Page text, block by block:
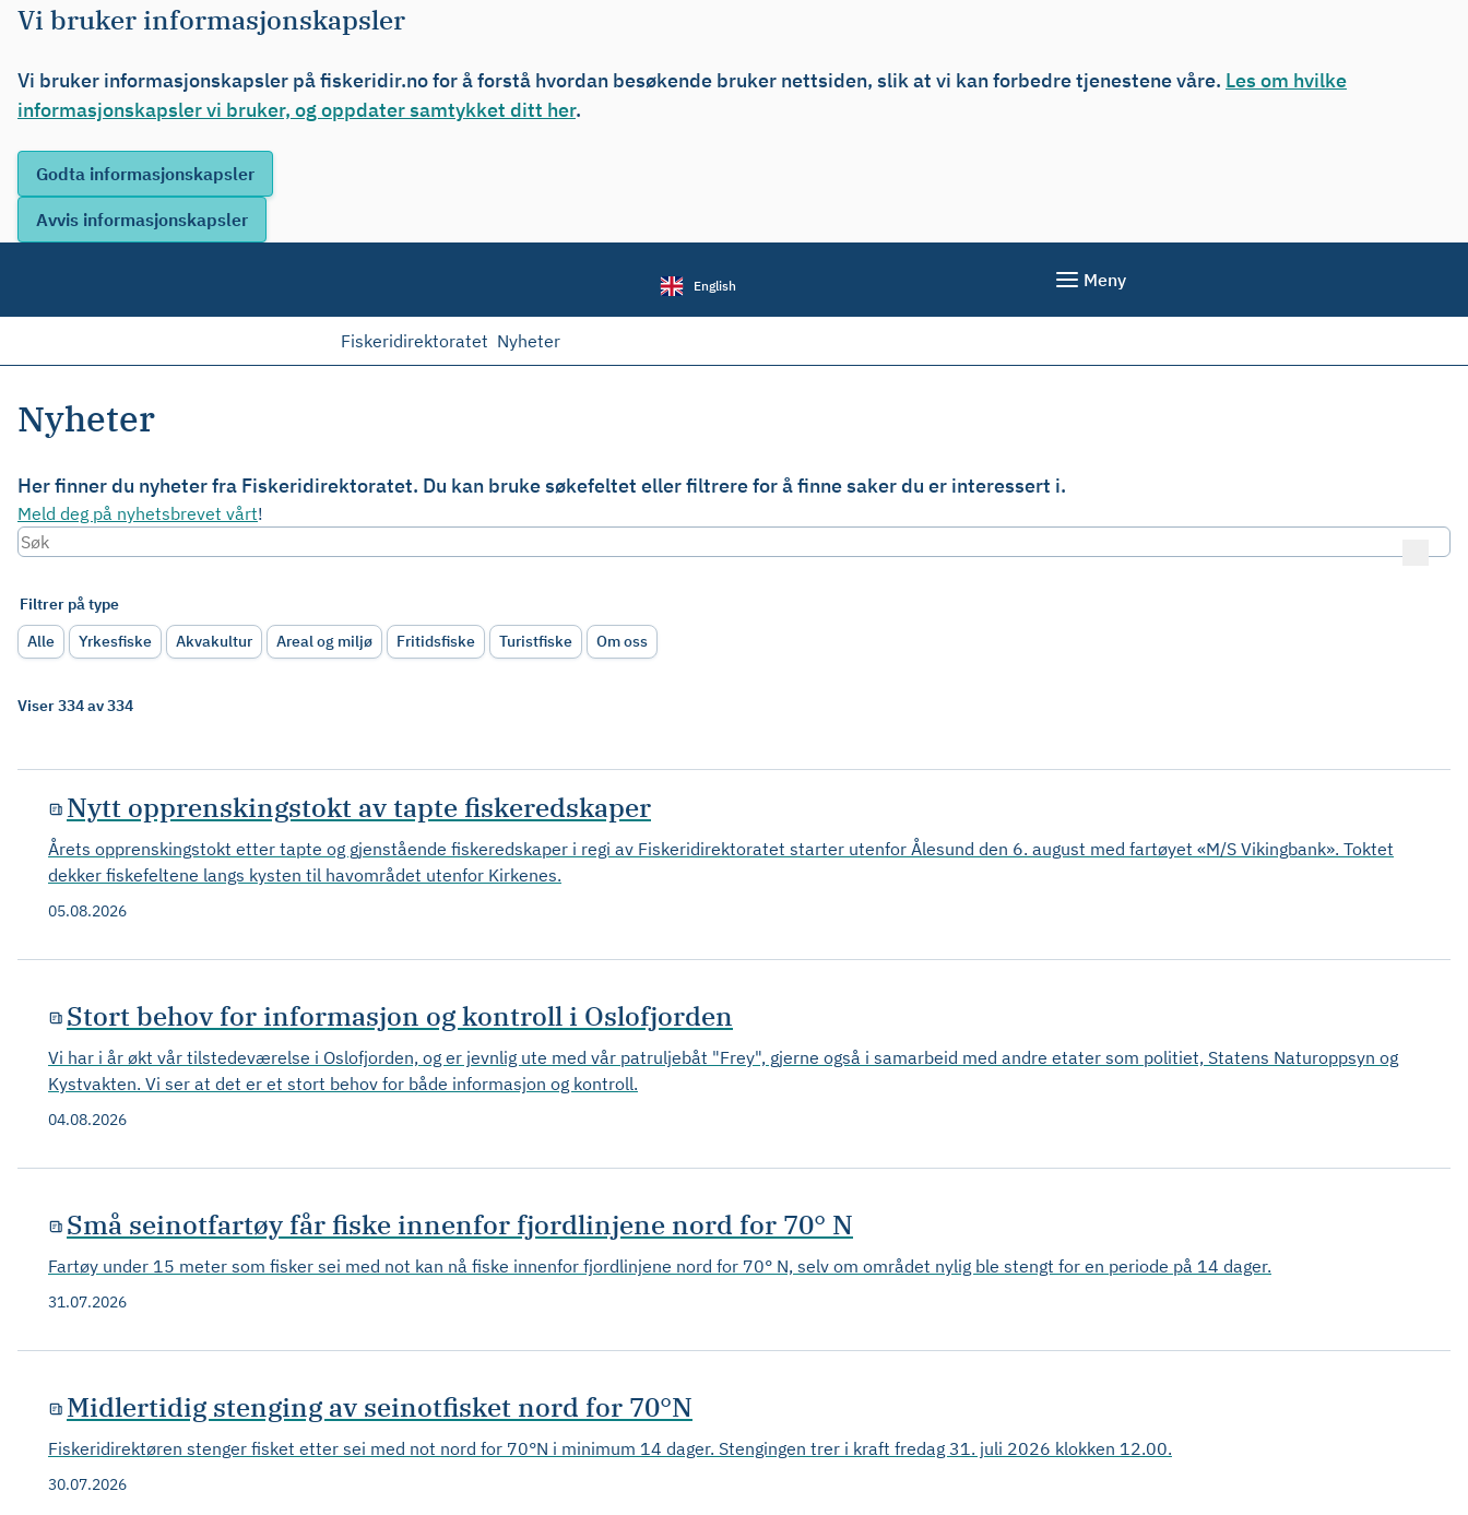
Vi bruker informasjonskapsler
Vi bruker informasjonskapsler på fiskeridir.no for å forstå hvordan besøkende bruker nettsiden, slik at vi kan forbedre tjenestene våre. Les om hvilke
informasjonskapsler vi bruker, og oppdater samtykket ditt her.
English Meny
Fiskeridirektoratet Nyheter
Nyheter
Her finner du nyheter fra Fiskeridirektoratet. Du kan bruke søkefeltet eller filtrere for å finne saker du er interessert i.
Meld deg på nyhetsbrevet vårt!
Filtrer på type
Alle
Yrkesfiske Akvakultur Areal og miljø Fritidsfiske Turistfiske Om oss
Viser 334 av 334
Nytt opprenskingstokt av tapte fiskeredskaper
Årets opprenskingstokt etter tapte og gjenstående fiskeredskaper i regi av Fiskeridirektoratet starter utenfor Ålesund den 6. august med fartøyet «M/S Vikingbank». Toktet
dekker fiskefeltene langs kysten til havområdet utenfor Kirkenes.
05.08.2026
Stort behov for informasjon og kontroll i Oslofjorden
Vi har i år økt vår tilstedeværelse i Oslofjorden, og er jevnlig ute med vår patruljebåt "Frey", gjerne også i samarbeid med andre etater som politiet, Statens Naturoppsyn og
Kystvakten. Vi ser at det er et stort behov for både informasjon og kontroll.
04.08.2026
Små seinotfartøy får fiske innenfor fjordlinjene nord for 70° N
Fartøy under 15 meter som fisker sei med not kan nå fiske innenfor fjordlinjene nord for 70° N, selv om området nylig ble stengt for en periode på 14 dager.
31.07.2026
Midlertidig stenging av seinotfisket nord for 70°N
Fiskeridirektøren stenger fisket etter sei med not nord for 70°N i minimum 14 dager. Stengingen trer i kraft fredag 31. juli 2026 klokken 12.00.
30.07.2026